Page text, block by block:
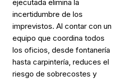
ejecutada elimina la
incertidumbre de los
imprevistos. Al contar con un
equipo que coordina todos
los oficios, desde fontanería
hasta carpintería, reduces el
riesgo de sobrecostes y